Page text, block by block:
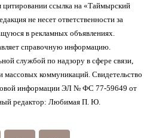
ссылка на «Таймырский
не несет ответственности за
в рекламных объявлениях.
справочную информацию.
службой по надзору в сфере связи,
коммуникаций. Свидетельство
информации ЭЛ № ФС 77-59649 от
редактор: Любимая П. Ю.